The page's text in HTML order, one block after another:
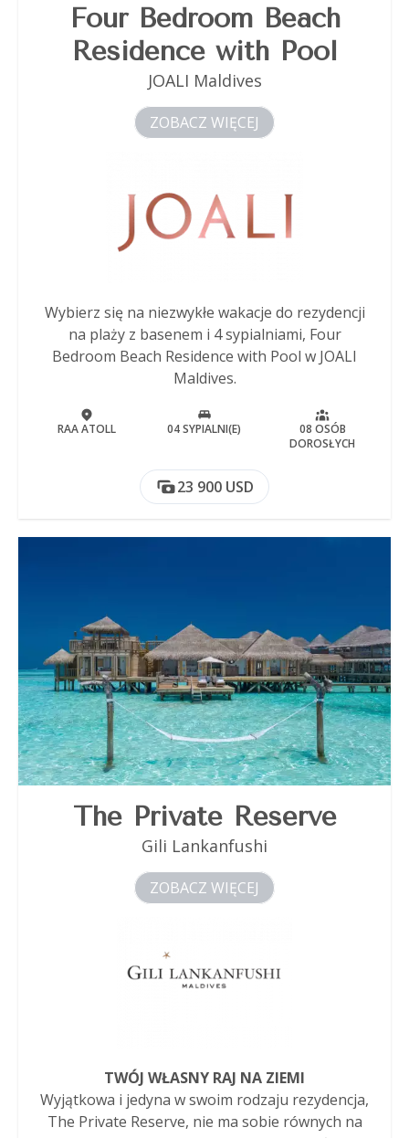
Four Bedroom Beach
Residence with Pool
JOALI Maldives
ZOBACZ WIĘCEJ
Wybierz się na niezwykłe wakacje do rezydencji
na plaży z basenem i 4 sypialniami, Four
Bedroom Beach Residence with Pool w JOALI
Maldives.
RAA ATOLL 04 SYPIALNI(E)
08 OSÓB
DOROSŁYCH
23 900 USD
The Private Reserve
Gili Lankanfushi
ZOBACZ WIĘCEJ
TWÓJ WŁASNY RAJ NA ZIEMI
Wyjątkowa i jedyna w swoim rodzaju rezydencja,
The Private Reserve, nie ma sobie równych na